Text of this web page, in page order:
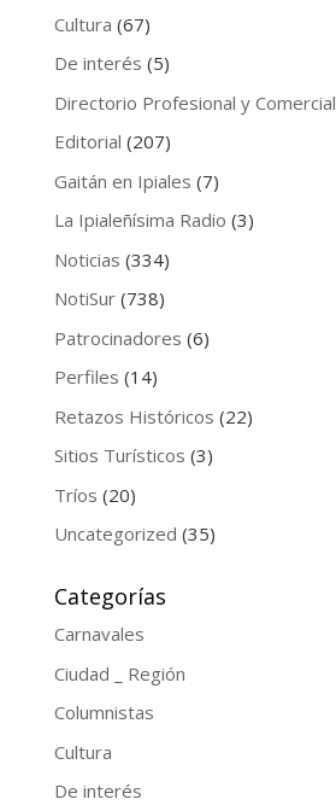
Cultura (67)
De interés (5)
Directorio Profesional y Comercial
Editorial (207)
Gaitán en Ipiales (7)
La Ipialeñísima Radio (3)
Noticias (334)
NotiSur(738)
Patrocinadores (6)
Perfiles (14)
Retazos Históricos (22)
Sitios Turísticos (3)
Tríos (20)
Uncategorized (35)
Categorías
Carnavales
Ciudad _ Región
Columnistas
Cultura
De interés